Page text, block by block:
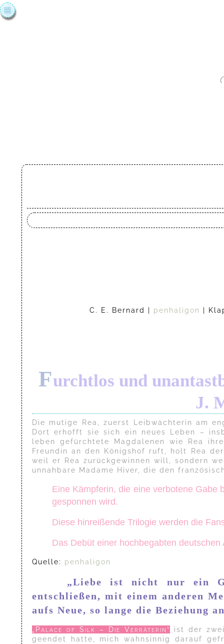
C. E. Bernard | penhaligon |
Furchtlos und
J.
Die mutige Rea, zuerst Leibwächterin am
Dort erhofft sie sich ein neues Leben –
leben gefürchtete Magdalenen wie Rea
Freundin an den Königshof ruft, holt Rea
weil er Rea zurückgewinnen will, sondern
unnahbare Madame Hiver, die den
Eine Kämpferin, die eine verbotene Gabe
gesponnen wird.
Diese hinreißende Trilogie werden die
Das Debüt einer hochbegabten deutschen
Quelle: penhaligon
„Liebe ist nicht nur ein
entschließen, mit einem anderen
aufs Neue, so lange die Beziehung
„Palace of Silk – Die Verräterin“
ist der
geendet hatte, mich wahnsinnig darauf